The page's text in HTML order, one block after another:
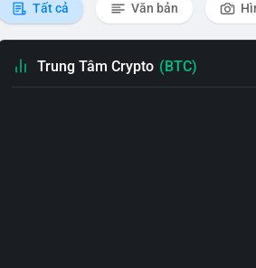
Tất cả Văn bản
Trung Tâm Crypto (BTC)